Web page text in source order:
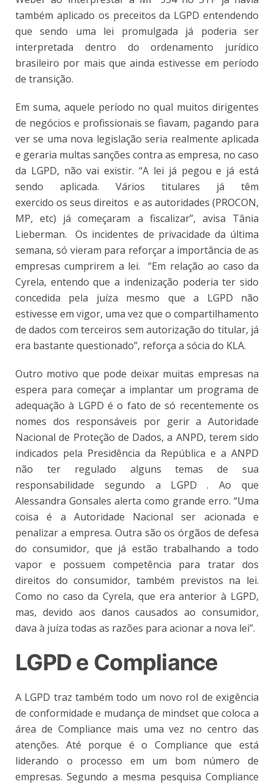
também aplicado os preceitos da LGPD entendendo
que sendo uma lei promulgada já poderia ser
interpretada dentro do ordenamento jurídico
brasileiro por mais que ainda estivesse em período
de transição.
Em suma, aquele período no qual muitos dirigentes
de negócios e profissionais se fiavam, pagando para
ver se uma nova legislação seria realmente aplicada
e geraria multas sanções contra as empresa, no caso
da LGPD, não vai existir. “A lei já pegou e já está
sendo aplicada. Vários titulares já têm
exercido os seus direitos e as autoridades (PROCON,
MP, etc) já começaram a fiscalizar”, avisa Tânia
Lieberman. Os incidentes de privacidade da última
semana, só vieram para reforçar a importância de as
empresas cumprirem a lei. “Em relação ao caso da
Cyrela, entendo que a indenização poderia ter sido
concedida pela juíza mesmo que a LGPD não
estivesse em vigor, uma vez que o compartilhamento
de dados com terceiros sem autorização do titular, já
era bastante questionado”, reforça a sócia do KLA.
Outro motivo que pode deixar muitas empresas na
espera para começar a implantar um programa de
adequação à LGPD é o fato de só recentemente os
nomes dos responsáveis por gerir a Autoridade
Nacional de Proteção de Dados, a ANPD, terem sido
indicados pela Presidência da República e a ANPD
não ter regulado alguns temas de sua
responsabilidade segundo a LGPD . Ao que
Alessandra Gonsales alerta como grande erro. “Uma
coisa é a Autoridade Nacional ser acionada e
penalizar a empresa. Outra são os órgãos de defesa
do consumidor, que já estão trabalhando a todo
vapor e possuem competência para tratar dos
direitos do consumidor, também previstos na lei.
Como no caso da Cyrela, que era anterior à LGPD,
mas, devido aos danos causados ao consumidor,
dava à juíza todas as razões para acionar a nova lei”.
LGPD e Compliance
A LGPD traz também todo um novo rol de exigência
de conformidade e mudança de mindset que coloca a
área de Compliance mais uma vez no centro das
atenções. Até porque é o Compliance que está
liderando o processo em um bom número de
empresas. Segundo a mesma pesquisa Compliance